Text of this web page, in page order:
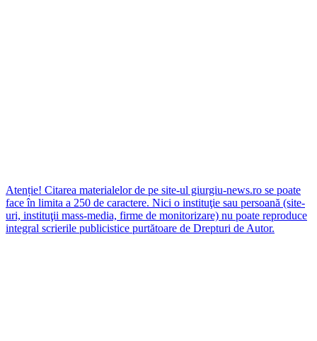
Atenție! Citarea materialelor de pe site-ul giurgiu-news.ro se poate
face în limita a 250 de caractere. Nici o instituţie sau persoană (site-
uri, instituţii mass-media, firme de monitorizare) nu poate reproduce
integral scrierile publicistice purtătoare de Drepturi de Autor.